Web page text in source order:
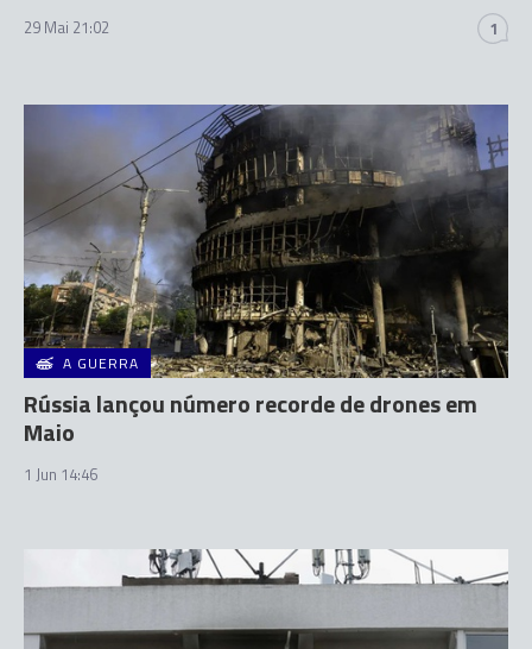
29 Mai 21:02 1
A GUERRA
Rússia lançou número recorde de drones em
Maio
1 Jun 14:46